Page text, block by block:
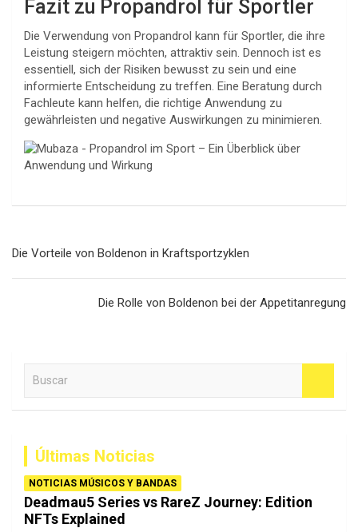
Fazit zu Propandrol für Sportler
Die Verwendung von Propandrol kann für Sportler, die ihre
Leistung steigern möchten, attraktiv sein. Dennoch ist es
essentiell, sich der Risiken bewusst zu sein und eine
informierte Entscheidung zu treffen. Eine Beratung durch
Fachleute kann helfen, die richtige Anwendung zu
gewährleisten und negative Auswirkungen zu minimieren.
Die Vorteile von Boldenon in Kraftsportzyklen
Die Rolle von Boldenon bei der Appetitanregung
Últimas Noticias
NOTICIAS MÚSICOS Y BANDAS
Deadmau5 Series vs RareZ Journey: Edition
NFTs Explained